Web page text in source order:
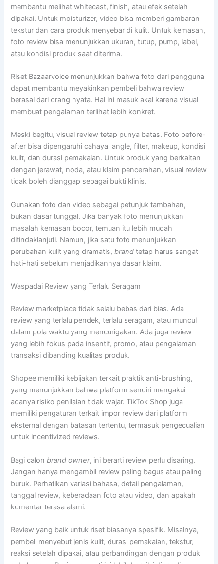
membantu melihat whitecast, finish, atau efek setelah
dipakai. Untuk moisturizer, video bisa memberi gambaran
tekstur dan cara produk menyebar di kulit. Untuk kemasan,
foto review bisa menunjukkan ukuran, tutup, pump, label,
atau kondisi produk saat diterima.
Riset Bazaarvoice menunjukkan bahwa foto dari pengguna
dapat membantu meyakinkan pembeli bahwa review
berasal dari orang nyata. Hal ini masuk akal karena visual
membuat pengalaman terlihat lebih konkret.
Meski begitu, visual review tetap punya batas. Foto before-
after bisa dipengaruhi cahaya, angle, filter, makeup, kondisi
kulit, dan durasi pemakaian. Untuk produk yang berkaitan
dengan jerawat, noda, atau klaim pencerahan, visual review
tidak boleh dianggap sebagai bukti klinis.
Gunakan foto dan video sebagai petunjuk tambahan,
bukan dasar tunggal. Jika banyak foto menunjukkan
masalah kemasan bocor, temuan itu lebih mudah
ditindaklanjuti. Namun, jika satu foto menunjukkan
perubahan kulit yang dramatis,brand tetap harus sangat
hati-hati sebelum menjadikannya dasar klaim.
Waspadai Review yang Terlalu Seragam
Review marketplace tidak selalu bebas dari bias. Ada
review yang terlalu pendek, terlalu seragam, atau muncul
dalam pola waktu yang mencurigakan. Ada juga review
yang lebih fokus pada insentif, promo, atau pengalaman
transaksi dibanding kualitas produk.
Shopee memiliki kebijakan terkait praktik anti-brushing,
yang menunjukkan bahwa platform sendiri mengakui
adanya risiko penilaian tidak wajar. TikTok Shop juga
memiliki pengaturan terkait impor review dari platform
eksternal dengan batasan tertentu, termasuk pengecualian
untuk incentivized reviews.
Bagi calonbrand owner, ini berarti review perlu disaring.
Jangan hanya mengambil review paling bagus atau paling
buruk. Perhatikan variasi bahasa, detail pengalaman,
tanggal review, keberadaan foto atau video, dan apakah
komentar terasa alami.
Review yang baik untuk riset biasanya spesifik. Misalnya,
pembeli menyebut jenis kulit, durasi pemakaian, tekstur,
reaksi setelah dipakai, atau perbandingan dengan produk